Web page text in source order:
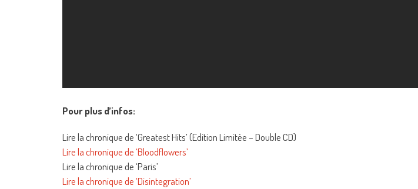
Pour plus d’infos:
Lire la chronique de ‘Greatest Hits’ (Edition Limitée – Double CD)
Lire la chronique de ‘Bloodflowers’
Lire la chronique de ‘Paris’
Lire la chronique de ‘Disintegration’